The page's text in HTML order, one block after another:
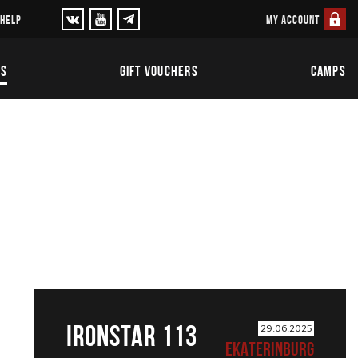
MY ACCOUNT
GIFT VOUCHERS CAMPS
IRONSTAR 113 29.06.2025
EKATERINBURG